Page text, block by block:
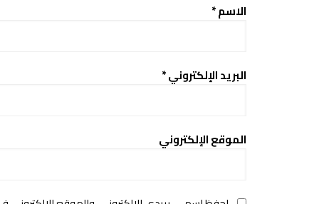
الاسم*
البريد الإلكتروني*
الموقع الإلكتروني